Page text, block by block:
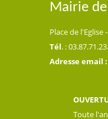
Mairie
Place de
Tél. :
Adresse email :
Toute